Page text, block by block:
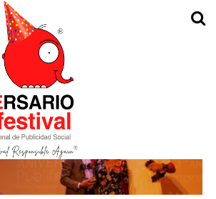
TAGGED "PORTADA"